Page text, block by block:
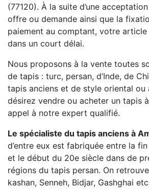
(77120). À la suite d’une
offre ou demande ainsi que la
paiement au comptant, votre
dans un court délai.
Nous proposons à la vente toutes
de tapis : turc, persan, d’Inde, de
tapis anciens et de style oriental ou
désirez vendre ou acheter un tapis
appel à notre expert qualifié.
Le spécialiste du tapis anciens à
d’entre eux est fabriquée entre la
et le début du 20e siècle dans de
régions du tapis persan. On
kashan, Senneh, Bidjar, Gashghai